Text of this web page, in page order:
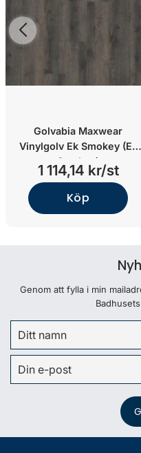
Golvabia Maxwear
Vinylgolv Ek Smokey (Ek
Smokey)
1 114,14 kr/st
Köp
Genom att fylla i min
Badhusets